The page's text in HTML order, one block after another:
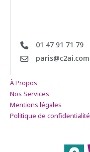
01 47 91 71 79
paris@c2ai.com
À Propos
Nos Services
Mentions légales
Politique de confidentialité